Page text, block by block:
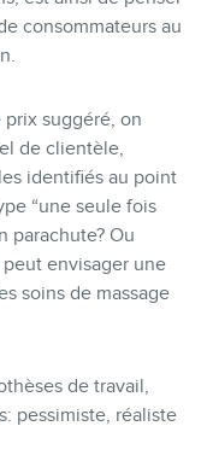
consommateurs au
suggéré, on
de clientèle,
identifiés au point
“une seule fois
parachute? Ou
peut envisager une
soins de massage
de travail,
pessimiste, réaliste